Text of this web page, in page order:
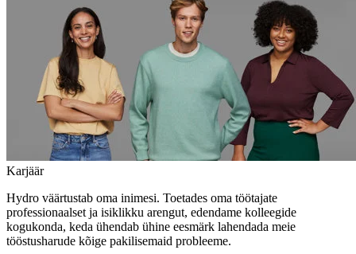
Karjäär
Hydro väärtustab oma inimesi. Toetades oma töötajate
professionaalset ja isiklikku arengut, edendame kolleegide
kogukonda, keda ühendab ühine eesmärk lahendada meie
tööstusharude kõige pakilisemaid probleeme.